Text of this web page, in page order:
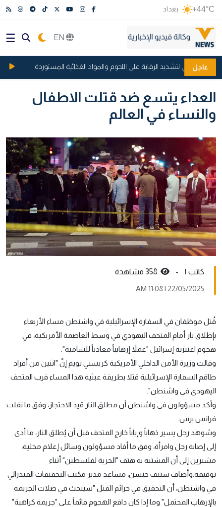
+44°C بغداد
عاجل
نيابي لتشديد الرقابة على اللحوم والمواد الغذائية المستوردة
العداء يتسع ضد قتلت الاطفال
والنساء في العالم
کاتب ١ -
22/05/2025 | 11:08 AM
قُتل موظفان في السفارة الإسرائيلية في واشنطن مساء الأربعاء
بإطلاق نار أمام المتحف اليهودي في وسط العاصمة الأمريكية، في
هجوم اعتبرته إسرائيل "عملاً إرهابياً معادياً للسامية".
وقالت وزيرة الأمن الداخلي الأمريكية كريستي نويم إنّ "اثنين من أفراد
طاقم السفارة الإسرائيلية قتلا بطريقة عبثية هذا المساء قرب المتحف
اليهودي في واشنطن".
وأكد مسؤولون في واشنطن أن مطلق النار قيد الاحتجاز، وفق ما نقلت
فرانس برس.
وشوهد رجل يسير ذهاباً وإياباً خارج المتحف قبل أن يُطلق النار، ما أدى
إلى إصابة رجل وامرأة، وفق ما أفاد مسؤولون وسائل إعلام محلية،
مشيرين إلى أن المشتبه به هتف "الحرية لفلسطين" أثناء
توقيفه.وأضاف ستيف جنسن، مساعد مدير مكتب التحقيقات الفيدرالي
في واشنطن، أن التحقيق في جرائم القتل "سيبحث في صلات الجريمة
بالإرهاب المحتمل" وما إذا كان دافع الهجوم قائماً على "جريمة كراهية"